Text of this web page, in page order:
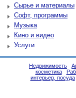
Сырье и материалы
Софт, программы
Музыка
Кино и видео
Услуги
Недвижимость
косметика
интерьер, посуда